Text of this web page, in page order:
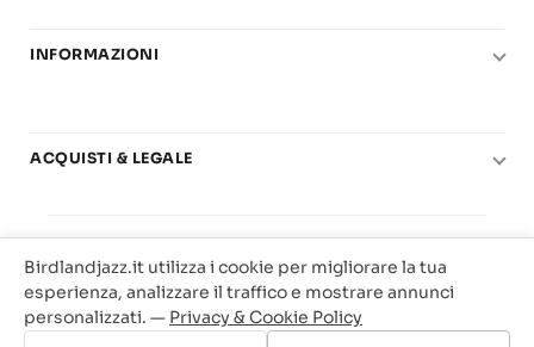
Chitarra
Basi play-along
Offerte
INFORMAZIONI
Carta del Docente
ACQUISTI & LEGALE
Privacy & Cookie
Traccia il tuo ordine
Birdland Milano. P.Iva 12093700156
Web Agency Milano
Birdlandjazz.it utilizza i cookie per migliorare la tua
esperienza, analizzare il traffico e mostrare annunci
personalizzati. — Privacy & Cookie Policy